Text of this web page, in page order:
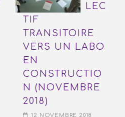
LEC
TIF
TRANSITOIRE
VERS UN LABO
EN
CONSTRUCTIO
N (NOVEMBRE
2018)
12 NOVEMBRE 2018